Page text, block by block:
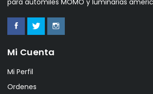
Mi Cuenta
Mi Perfil
Ordenes